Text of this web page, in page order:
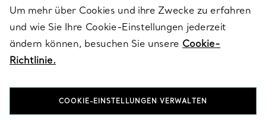
RECHTLICHE HINWEISE
FOLGEN SIE UNS
Um mehr über Cookies und ihre Zwecke zu erfahren
und wie Sie Ihre Cookie-Einstellungen jederzeit
ändern können, besuchen Sie unsere Cookie-
Richtlinie.
COOKIE-EINSTELLUNGEN VERWALTEN